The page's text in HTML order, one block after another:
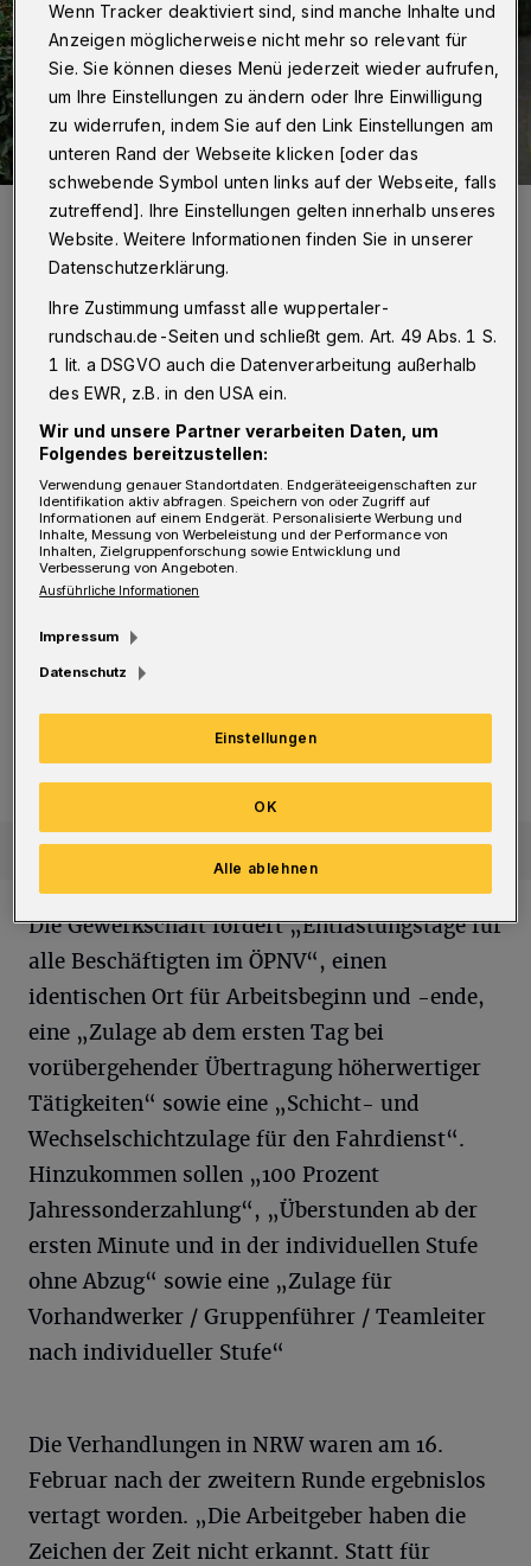
Das ver.di-Logo.
Foto: Christoph Petersen
v er.di will nach eigenen Angaben im
Rahmen der laufenden
Tarifverhandlungen den Druck erhöhen. Ziel
sei „eine Verbesserung der
Arbeitsbedingungen und eine Entlastung der
Beschäftigten“. In Nordrhein-Westfalen
arbeiten rund 30.000 Beschäftigte im ÖPNV
der Kommunen und Gemeinden.
FFF-Demo gemeinsam mit der Gewerkschaft ver.di
FFF-Demo gemeinsam mit der
Gewerkschaft ver.di
Die Gewerkschaft fordert „Entlastungstage für
alle Beschäftigten im ÖPNV“, einen
identischen Ort für Arbeitsbeginn und -ende,
eine „Zulage ab dem ersten Tag bei
vorübergehender Übertragung höherwertiger
Tätigkeiten“ sowie eine „Schicht- und
Wechselschichtzulage für den Fahrdienst“.
Hinzukommen sollen „100 Prozent
Jahressonderzahlung“, „Überstunden ab der
ersten Minute und in der individuellen Stufe
ohne Abzug“ sowie eine „Zulage für
Vorhandwerker / Gruppenführer / Teamleiter
nach individueller Stufe“
Die Verhandlungen in NRW waren am 16.
Februar nach der zweitern Runde ergebnislos
vertagt worden. „Die Arbeitgeber haben die
Zeichen der Zeit nicht erkannt. Statt für
Wenn Tracker deaktiviert sind, sind manche Inhalte und
Anzeigen möglicherweise nicht mehr so relevant für
Sie. Sie können dieses Menü jederzeit wieder aufrufen,
um Ihre Einstellungen zu ändern oder Ihre Einwilligung
zu widerrufen, indem Sie auf den Link Einstellungen am
unteren Rand der Webseite klicken [oder das
schwebende Symbol unten links auf der Webseite, falls
zutreffend]. Ihre Einstellungen gelten innerhalb unseres
Website. Weitere Informationen finden Sie in unserer
Datenschutzerklärung.
Ihre Zustimmung umfasst alle wuppertaler-
rundschau.de-Seiten und schließt gem. Art. 49 Abs. 1 S.
1 lit. a DSGVO auch die Datenverarbeitung außerhalb
des EWR, z.B. in den USA ein.
Wir und unsere Partner verarbeiten Daten, um
Folgendes bereitzustellen:
Verwendung genauer Standortdaten. Endgeräteeigenschaften zur
Identifikation aktiv abfragen. Speichern von oder Zugriff auf
Informationen auf einem Endgerät. Personalisierte Werbung und
Inhalte, Messung von Werbeleistung und der Performance von
Inhalten, Zielgruppenforschung sowie Entwicklung und
Verbesserung von Angeboten.
Ausführliche Informationen
Impressum
Datenschutz
Einstellungen
Alle ablehnen
OK